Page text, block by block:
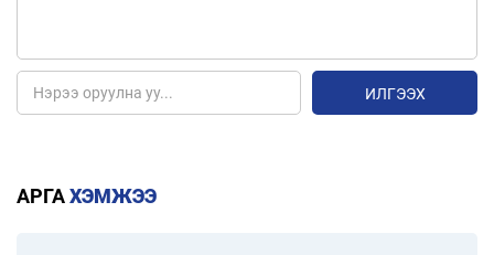
ИЛГЭЭХ
АРГАХЭМЖЭЭ